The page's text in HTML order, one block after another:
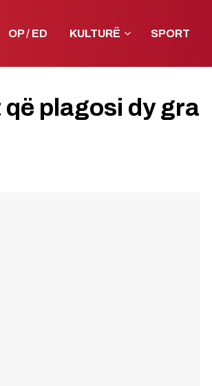
OP / ED KULTURË SPORT
plagosi dy gra